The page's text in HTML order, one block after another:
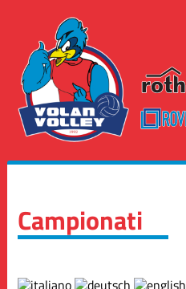
Campionati